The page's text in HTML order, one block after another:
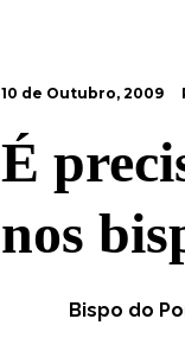
10 de Outubro, 2009
É
nos
Bispo do